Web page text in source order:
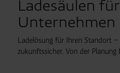
Ladesäulen für
Unternehmen
Ladelösung für Ihren Standort –
zukunftssicher. Von der Planung